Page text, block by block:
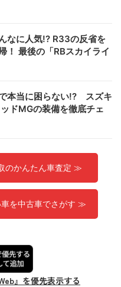
なに人気!? R33の反省を
！ 最後の「RBスカイライ
本当に困らない!? スズキ
ドMGの装備を徹底チェ
のかんたん車査定 ≫
を中古車でさがす ≫
』を優先表示する